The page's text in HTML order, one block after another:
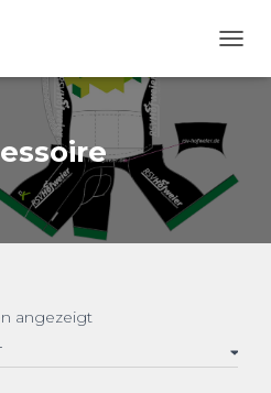
angezeigt
sortiert